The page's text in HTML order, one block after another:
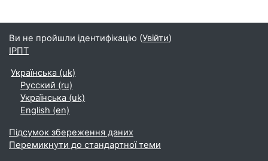
Ви не пройшли ідентифікацію (Увійти)
ІРПТ
Українська ‎(uk)‎
Русский ‎(ru)‎
Українська ‎(uk)‎
English ‎(en)‎
Підсумок збереження даних
Перемикнути до стандартної теми